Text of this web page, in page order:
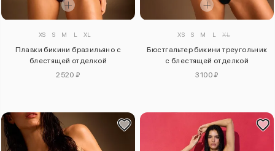
XS S M L XL
Плавки бикини бразильяно с
блестящей отделкой
2520 ₽
XS S M L XL
Бюстгальтер бикини треугольник
с блестящей отделкой
3100 ₽